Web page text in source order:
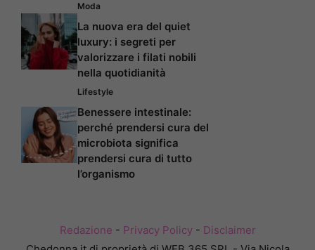
Moda
La nuova era del quiet
luxury: i segreti per
valorizzare i filati nobili
nella quotidianità
Lifestyle
Benessere intestinale:
perché prendersi cura del
microbiota significa
prendersi cura di tutto
l’organismo
Redazione - Privacy Policy- Disclaimer